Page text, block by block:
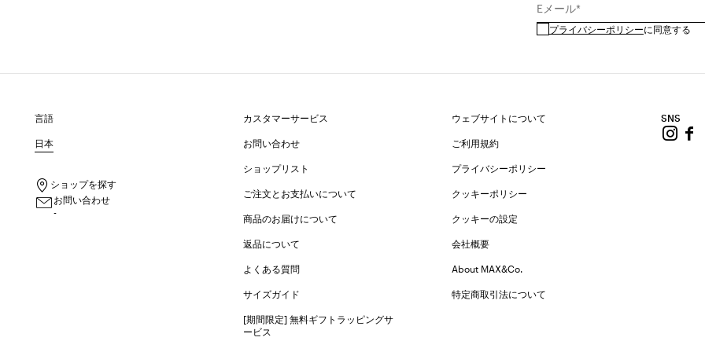
Eメール*
プライバシーポリシーに同意する
言語
日本
ショップを探す
お問い合わせ
-
カスタマーサービス
お問い合わせ
ショップリスト
ご注文とお支払いについて
商品のお届けについて
返品について
よくある質問
サイズガイド
[期間限定] 無料ギフトラッピングサ
ービス
ウェブサイトについて
ご利用規約
プライバシーポリシー
クッキーポリシー
クッキーの設定
会社概要
About MAX&Co.
特定商取引法について
SNS